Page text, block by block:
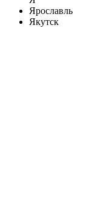
Ярославль
Якутск